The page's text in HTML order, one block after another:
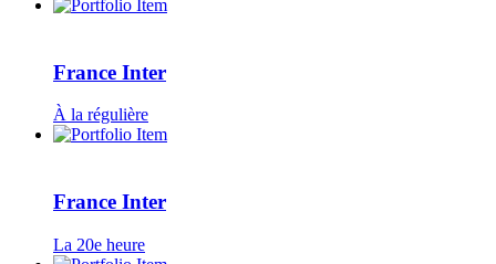
France Inter
À la régulière
France Inter
La 20e heure